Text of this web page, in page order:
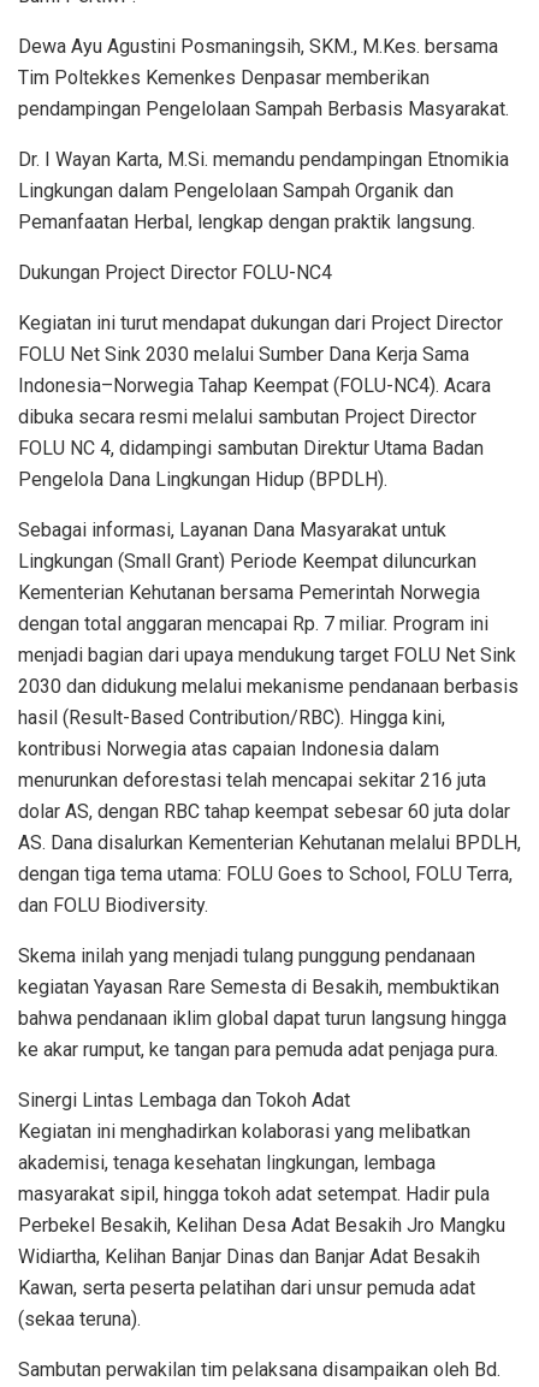
Dewa Ayu Agustini Posmaningsih, SKM., M.Kes. bersama
Tim Poltekkes Kemenkes Denpasar memberikan
pendampingan Pengelolaan Sampah Berbasis Masyarakat.
Dr. I Wayan Karta, M.Si. memandu pendampingan Etnomikia
Lingkungan dalam Pengelolaan Sampah Organik dan
Pemanfaatan Herbal, lengkap dengan praktik langsung.
Dukungan Project Director FOLU-NC4
Kegiatan ini turut mendapat dukungan dari Project Director
FOLU Net Sink 2030 melalui Sumber Dana Kerja Sama
Indonesia–Norwegia Tahap Keempat (FOLU-NC4). Acara
dibuka secara resmi melalui sambutan Project Director
FOLU NC 4, didampingi sambutan Direktur Utama Badan
Pengelola Dana Lingkungan Hidup (BPDLH).
Sebagai informasi, Layanan Dana Masyarakat untuk
Lingkungan (Small Grant) Periode Keempat diluncurkan
Kementerian Kehutanan bersama Pemerintah Norwegia
dengan total anggaran mencapai Rp. 7 miliar. Program ini
menjadi bagian dari upaya mendukung target FOLU Net Sink
2030 dan didukung melalui mekanisme pendanaan berbasis
hasil (Result-Based Contribution/RBC). Hingga kini,
kontribusi Norwegia atas capaian Indonesia dalam
menurunkan deforestasi telah mencapai sekitar 216 juta
dolar AS, dengan RBC tahap keempat sebesar 60 juta dolar
AS. Dana disalurkan Kementerian Kehutanan melalui BPDLH,
dengan tiga tema utama: FOLU Goes to School, FOLU Terra,
dan FOLU Biodiversity.
Skema inilah yang menjadi tulang punggung pendanaan
kegiatan Yayasan Rare Semesta di Besakih, membuktikan
bahwa pendanaan iklim global dapat turun langsung hingga
ke akar rumput, ke tangan para pemuda adat penjaga pura.
Sinergi Lintas Lembaga dan Tokoh Adat
Kegiatan ini menghadirkan kolaborasi yang melibatkan
akademisi, tenaga kesehatan lingkungan, lembaga
masyarakat sipil, hingga tokoh adat setempat. Hadir pula
Perbekel Besakih, Kelihan Desa Adat Besakih Jro Mangku
Widiartha, Kelihan Banjar Dinas dan Banjar Adat Besakih
Kawan, serta peserta pelatihan dari unsur pemuda adat
(sekaa teruna).
Sambutan perwakilan tim pelaksana disampaikan oleh Bd.